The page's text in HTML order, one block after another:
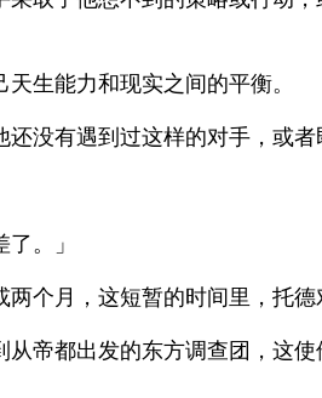
生能力和现实之间的平衡。
没有遇到过这样的对手，或者
。」
个月，这短暂的时间里，托德
从帝都出发的东方调查团，这